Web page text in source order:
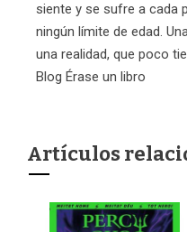
siente y se sufre a cada
ningún límite de edad.
una realidad, que poco
Blog Érase un libro
Artículos